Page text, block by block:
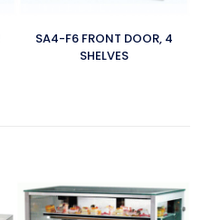
SA4-F6 FRONT DOOR, 4
SHELVES